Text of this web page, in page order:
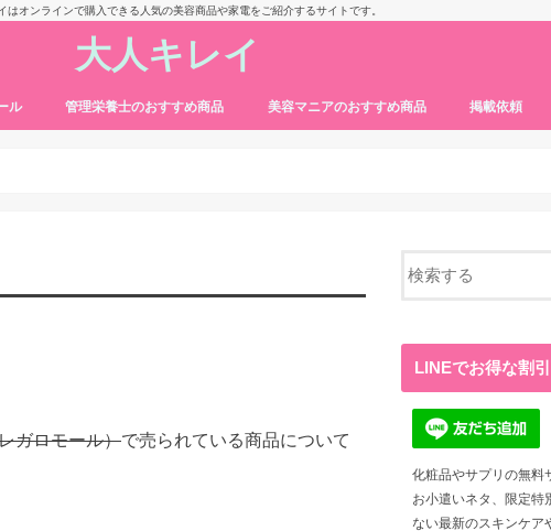
はオンラインで購入できる人気の美容商品や家電をご紹介するサイトです。
大人キレイ
ル 管理栄養士のおすすめ商品 美容マニアのおすすめ商品 掲載依頼
ガロモール）で売られている商品について
LINEでお得な割
化粧品やサプリの無料
お小遣いネタ、限定特
ない最新のスキンケア